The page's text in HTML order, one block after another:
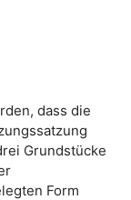
dass die
Grundstücke
Form